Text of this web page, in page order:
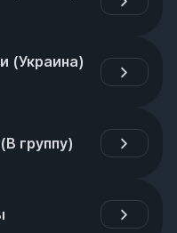
(Украина)
группу)